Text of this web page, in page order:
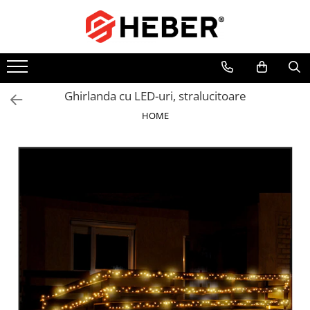
Toate Produsele
Mixere cu bol
Aer conditionat
Pompe submersibile
Hidrofor cu pompa submersibila
Pompe de stropit
Pompe de stropit electrice
Ghirlanda cu LED-uri, stralucitoare
HOME